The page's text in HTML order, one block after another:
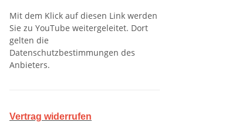
Mit dem Klick auf diesen Link werden
Sie zu YouTube weitergeleitet. Dort
gelten die
Datenschutzbestimmungen des
Anbieters.
Vertrag widerrufen